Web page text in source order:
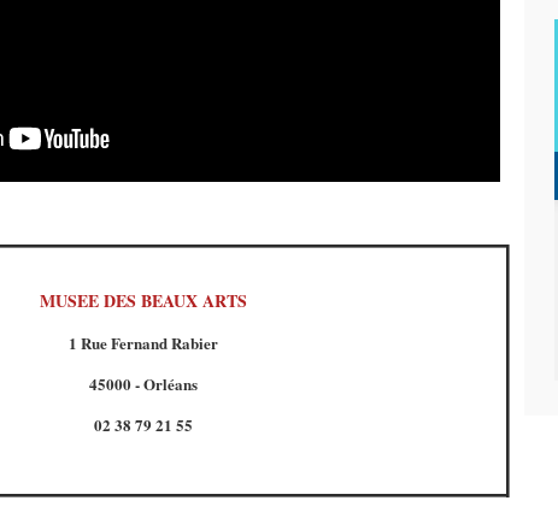
MUSEE DES BEAUX ARTS
1 Rue Fernand Rabier
45000 - Orléans
02 38 79 21 55